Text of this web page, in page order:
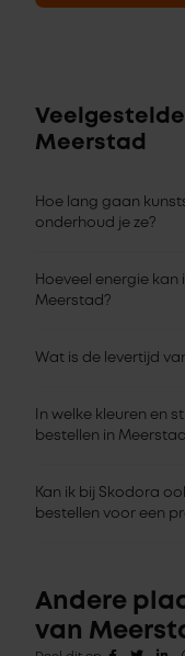
Meerstad
Hoe lang gaan
onderhoud je ze?
Hoeveel energie
Meerstad?
Wat is de levertijd
In welke kleuren en
bestellen in
Kan ik bij Skodora
bestellen voor een
Andere
van